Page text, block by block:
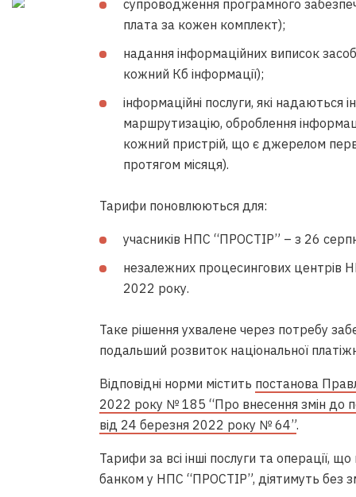
супроводження програмного
плата за кожен комплект);
надання інформаційних виписок
кожний Кб інформації);
інформаційні послуги, які
маршрутизацію, оброблення
кожний пристрій, що є джерелом
протягом місяця).
Тарифи поновлюються для:
учасників НПС “ПРОСТІР” – з 26
незалежних процесингових центрів
2022 року.
Таке рішення ухвалене через потребу
подальший розвиток національної
Відповідні норми містить постанова
2022 року № 185 “Про внесення змін до
від 24 березня 2022 року № 64”.
Тарифи за всі інші послуги та операції,
банком у НПС “ПРОСТІР”, діятимуть без